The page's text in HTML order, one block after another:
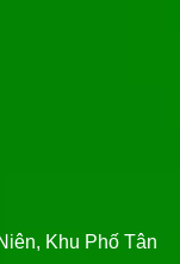
Khu Phố Tân